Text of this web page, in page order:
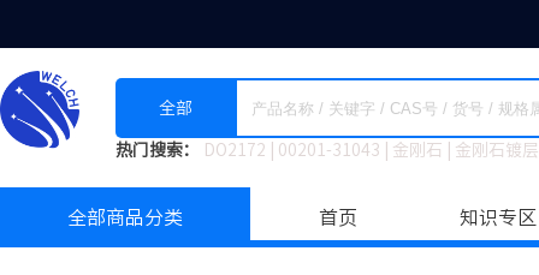
全部
热门搜索： DO2172 00201-31043 金刚石 金刚石镀
全部商品分类 首页 知识专区